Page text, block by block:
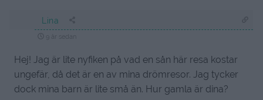
Lina
Hej! Jag är lite nyfiken på vad en sån här resa kostar
ungefär, då det är en av mina drömresor. Jag tycker
dock mina barn är lite små än. Hur gamla är dina?